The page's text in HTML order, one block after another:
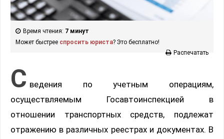
Время чтения: 7 минут
Может быстрее спросить юриста? Это бесплатно!
Распечатать
С ведения по учетным операциям,
осуществляемым Госавтоинспекцией в
отношении транспортных средств, подлежат
отражению в различных реестрах и документах. В